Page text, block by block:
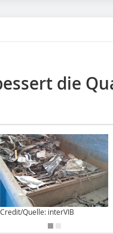
die
Credit/Quelle: interVIB